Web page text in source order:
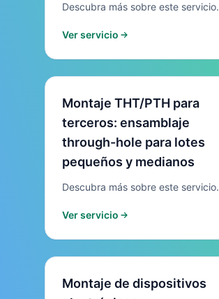
Descubra más sobre este servicio.
Ver servicio
Montaje THT/PTH para
terceros: ensamblaje
through-hole para lotes
pequeños y medianos
Descubra más sobre este servicio.
Ver servicio
Montaje de dispositivos